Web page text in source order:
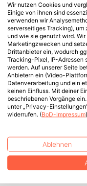
Wir nutzen Cookies und
Einige von ihnen sind
verwenden wir
serverseitiges Tracking), um
und wie sie genutzt wird.
Marketingzwecken und
Drittanbieter ein, wodurch
Tracking-Pixel, IP-
werden. Auf unserer Seite
Anbietern ein (Video-
Datenverarbeitung und ein
keinen Einfluss. Mit deiner
beschriebenen Vorgänge
unter „Privacy-
widerrufen. (BoD-Impressum)
Ablehnen